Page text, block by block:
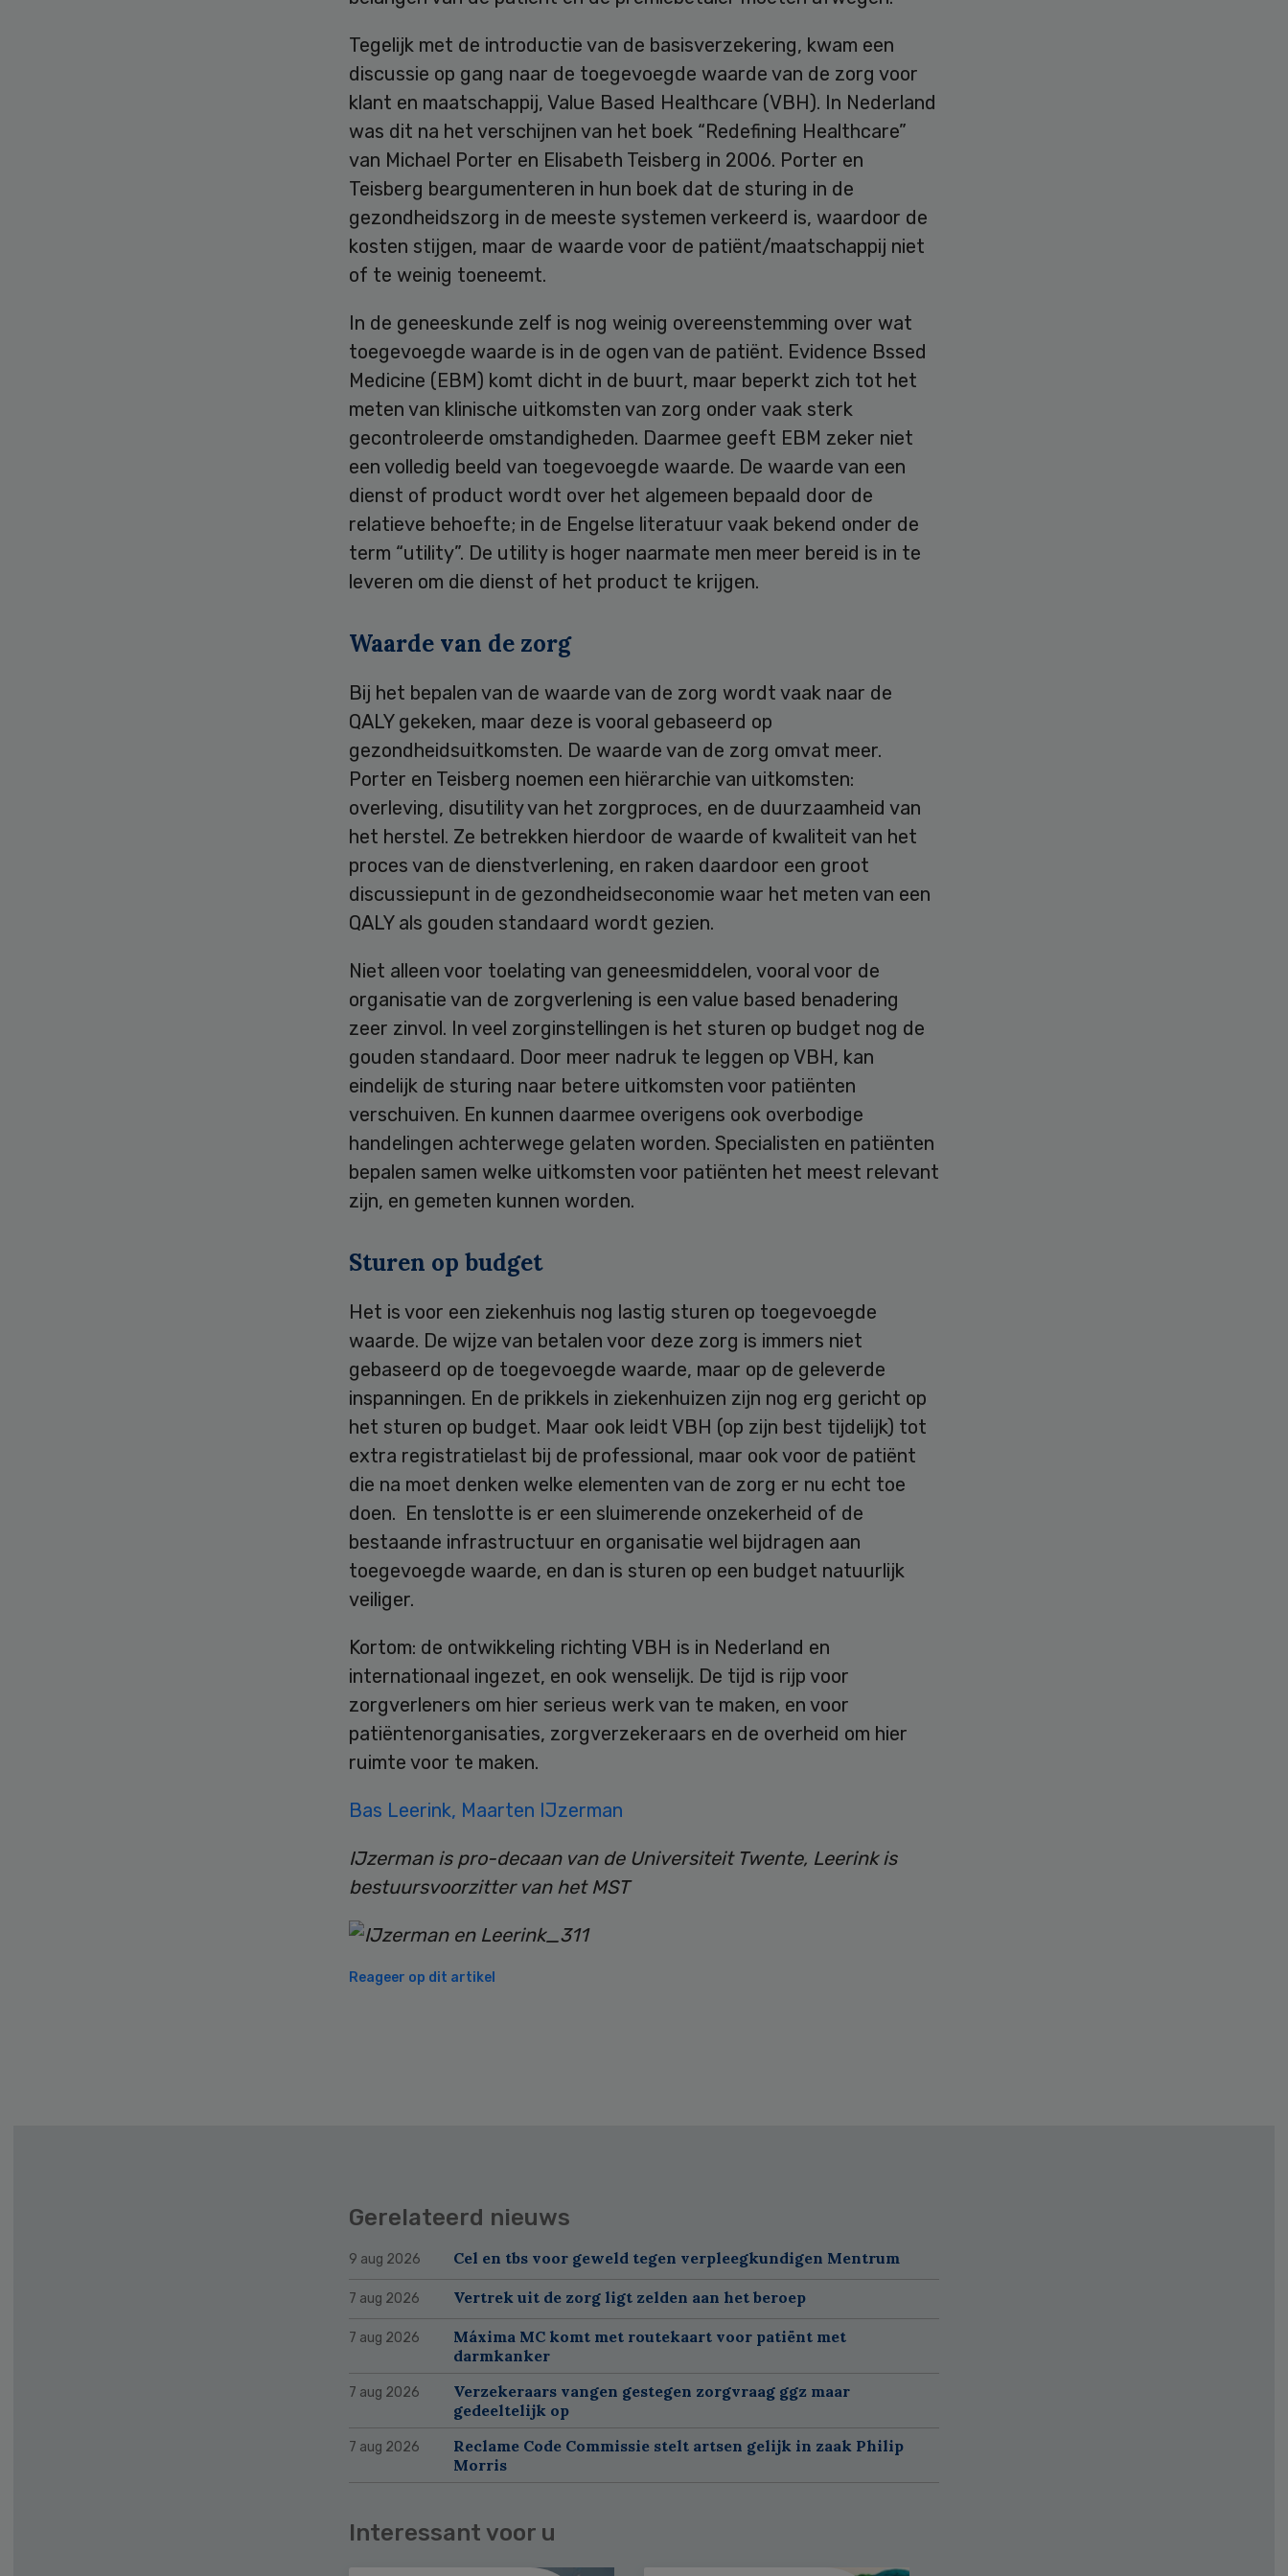
Tegelijk met de introductie van de basisverzekering, kwam een
discussie op gang naar de toegevoegde waarde van de zorg voor
klant en maatschappij, Value Based Healthcare (VBH). In Nederland
was dit na het verschijnen van het boek “Redefining Healthcare”
van Michael Porter en Elisabeth Teisberg in 2006. Porter en
Teisberg beargumenteren in hun boek dat de sturing in de
gezondheidszorg in de meeste systemen verkeerd is, waardoor de
kosten stijgen, maar de waarde voor de patiënt/maatschappij niet
of te weinig toeneemt.
In de geneeskunde zelf is nog weinig overeenstemming over wat
toegevoegde waarde is in de ogen van de patiënt. Evidence Bssed
Medicine (EBM) komt dicht in de buurt, maar beperkt zich tot het
meten van klinische uitkomsten van zorg onder vaak sterk
gecontroleerde omstandigheden. Daarmee geeft EBM zeker niet
een volledig beeld van toegevoegde waarde. De waarde van een
dienst of product wordt over het algemeen bepaald door de
relatieve behoefte; in de Engelse literatuur vaak bekend onder de
term “utility”. De utility is hoger naarmate men meer bereid is in te
leveren om die dienst of het product te krijgen.
Waarde van de zorg
Bij het bepalen van de waarde van de zorg wordt vaak naar de
QALY gekeken, maar deze is vooral gebaseerd op
gezondheidsuitkomsten. De waarde van de zorg omvat meer.
Porter en Teisberg noemen een hiërarchie van uitkomsten:
overleving, disutility van het zorgproces, en de duurzaamheid van
het herstel. Ze betrekken hierdoor de waarde of kwaliteit van het
proces van de dienstverlening, en raken daardoor een groot
discussiepunt in de gezondheidseconomie waar het meten van een
QALY als gouden standaard wordt gezien.
Niet alleen voor toelating van geneesmiddelen, vooral voor de
organisatie van de zorgverlening is een value based benadering
zeer zinvol. In veel zorginstellingen is het sturen op budget nog de
gouden standaard. Door meer nadruk te leggen op VBH, kan
eindelijk de sturing naar betere uitkomsten voor patiënten
verschuiven. En kunnen daarmee overigens ook overbodige
handelingen achterwege gelaten worden. Specialisten en patiënten
bepalen samen welke uitkomsten voor patiënten het meest relevant
zijn, en gemeten kunnen worden.
Sturen op budget
Het is voor een ziekenhuis nog lastig sturen op toegevoegde
waarde. De wijze van betalen voor deze zorg is immers niet
gebaseerd op de toegevoegde waarde, maar op de geleverde
inspanningen. En de prikkels in ziekenhuizen zijn nog erg gericht op
het sturen op budget. Maar ook leidt VBH (op zijn best tijdelijk) tot
extra registratielast bij de professional, maar ook voor de patiënt
die na moet denken welke elementen van de zorg er nu echt toe
doen. En tenslotte is er een sluimerende onzekerheid of de
bestaande infrastructuur en organisatie wel bijdragen aan
toegevoegde waarde, en dan is sturen op een budget natuurlijk
veiliger.
Kortom: de ontwikkeling richting VBH is in Nederland en
internationaal ingezet, en ook wenselijk. De tijd is rijp voor
zorgverleners om hier serieus werk van te maken, en voor
patiëntenorganisaties, zorgverzekeraars en de overheid om hier
ruimte voor te maken.
Bas Leerink, Maarten IJzerman
IJzerman is pro-decaan van de Universiteit Twente, Leerink is
bestuursvoorzitter van het MST
Reageer op dit artikel
Gerelateerd nieuws
9 aug 2026 Cel en tbs voor geweld tegen verpleegkundigen Mentrum
7 aug 2026 Vertrek uit de zorg ligt zelden aan het beroep
7 aug 2026
Máxima MC komt met routekaart voor patiënt met
darmkanker
7 aug 2026
Verzekeraars vangen gestegen zorgvraag ggz maar
gedeeltelijk op
7 aug 2026
Reclame Code Commissie stelt artsen gelijk in zaak Philip
Morris
Interessant voor u